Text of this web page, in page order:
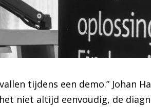
tijdens een demo.” Johan
niet altijd eenvoudig, de